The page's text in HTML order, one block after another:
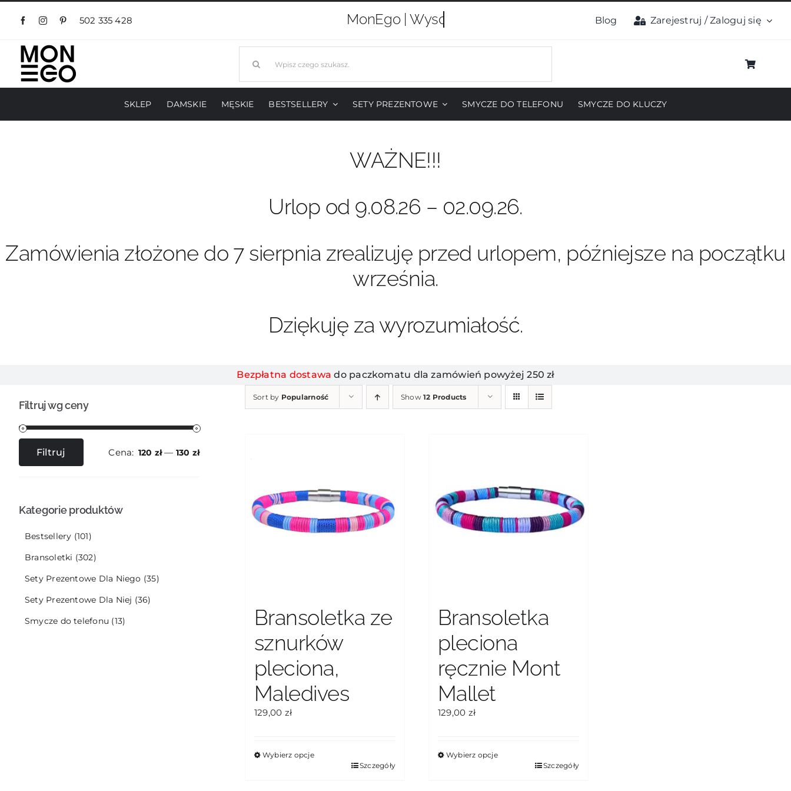
Przejdź
502 335 428 MonEgo | Blog Zarejestruj / Zaloguj się
SKLEP DAMSKIE MĘSKIE BESTSELLERY SETY PREZENTOWE SMYCZE DO TELEFONU SMYCZE DO KLUCZY
WAŻNE!!!
Urlop od 9.08.26 – 02.09.26.
Zamówienia złożone do 7 sierpnia zrealizuję przed urlopem, późniejsze na początku
września.
Dziękuję za wyrozumiałość.
Bezpłatna dostawa do paczkomatu dla zamówień powyżej 250 zł
Sort by Popularność Show12 Products
Bransoletka ze
sznurków
pleciona,
Maledives
129,00 zł
Wybierz opcje
Szczegóły
Bransoletka
pleciona
ręcznie Mont
Mallet
129,00 zł
Wybierz opcje
Szczegóły
Filtruj wg ceny
Cena
CenaFiltruj Cena: 120 zł— 130 zł
Kategorie produktów
Bestsellery (101)
Bransoletki (302)
Sety Prezentowe Dla Niego (35)
Sety Prezentowe Dla Niej (36)
Smycze do telefonu (13)